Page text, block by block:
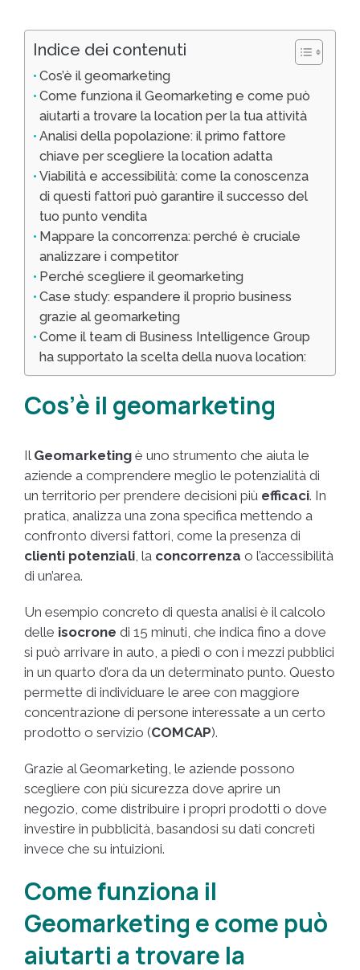
Indice dei contenuti
Cos’è il geomarketing
Come funziona il Geomarketing e come può
aiutarti a trovare la location per la tua attività
Analisi della popolazione: il primo fattore
chiave per scegliere la location adatta
Viabilità e accessibilità: come la conoscenza
di questi fattori può garantire il successo del
tuo punto vendita
Mappare la concorrenza: perché è cruciale
analizzare i competitor
Perché scegliere il geomarketing
Case study: espandere il proprio business
grazie al geomarketing
Come il team di Business Intelligence Group
ha supportato la scelta della nuova location:
Cos’è il geomarketing
Il Geomarketing è uno strumento che aiuta le
aziende a comprendere meglio le potenzialità di
un territorio per prendere decisioni più efficaci. In
pratica, analizza una zona specifica mettendo a
confronto diversi fattori, come la presenza di
clienti potenziali, la concorrenza o l’accessibilità
di un’area.
Un esempio concreto di questa analisi è il calcolo
delle isocrone di 15 minuti, che indica fino a dove
si può arrivare in auto, a piedi o con i mezzi pubblici
in un quarto d’ora da un determinato punto. Questo
permette di individuare le aree con maggiore
concentrazione di persone interessate a un certo
prodotto o servizio (COMCAP).
Grazie al Geomarketing, le aziende possono
scegliere con più sicurezza dove aprire un
negozio, come distribuire i propri prodotti o dove
investire in pubblicità, basandosi su dati concreti
invece che su intuizioni.
Come funziona il
Geomarketing e come può
aiutarti a trovare la